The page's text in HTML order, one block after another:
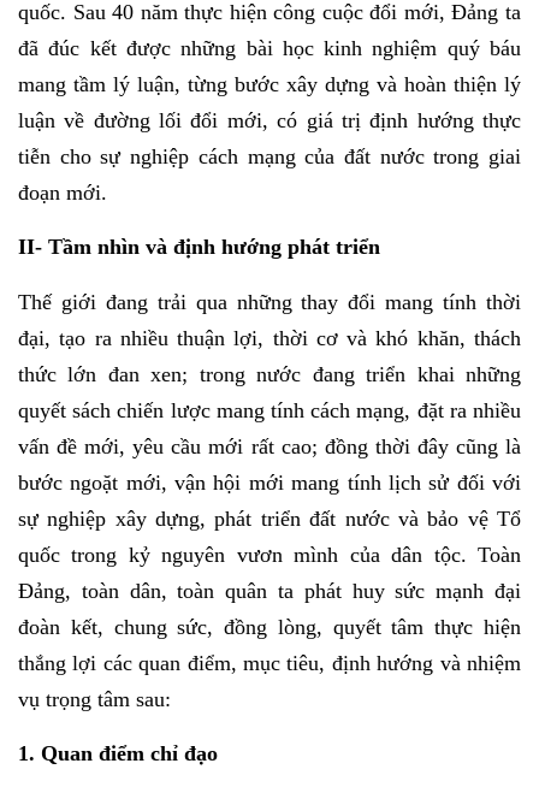
quốc. Sau 40 năm thực hiện công cuộc đổi mới, Đảng ta
đã đúc kết được những bài học kinh nghiệm quý báu
mang tầm lý luận, từng bước xây dựng và hoàn thiện lý
luận về đường lối đổi mới, có giá trị định hướng thực
tiễn cho sự nghiệp cách mạng của đất nước trong giai
đoạn mới.
II- Tầm nhìn và định hướng phát triển
Thế giới đang trải qua những thay đổi mang tính thời
đại, tạo ra nhiều thuận lợi, thời cơ và khó khăn, thách
thức lớn đan xen; trong nước đang triển khai những
quyết sách chiến lược mang tính cách mạng, đặt ra nhiều
vấn đề mới, yêu cầu mới rất cao; đồng thời đây cũng là
bước ngoặt mới, vận hội mới mang tính lịch sử đối với
sự nghiệp xây dựng, phát triển đất nước và bảo vệ Tổ
quốc trong kỷ nguyên vươn mình của dân tộc. Toàn
Đảng, toàn dân, toàn quân ta phát huy sức mạnh đại
đoàn kết, chung sức, đồng lòng, quyết tâm thực hiện
thắng lợi các quan điểm, mục tiêu, định hướng và nhiệm
vụ trọng tâm sau:
1. Quan điểm chỉ đạo